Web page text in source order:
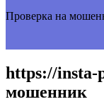
Проверка на
https://
мошенник